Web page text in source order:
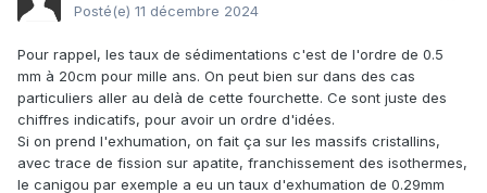
Posté(e) 11 décembre 2024
Pour rappel, les taux de sédimentations c'est de l'ordre de 0.5
mm à 20cm pour mille ans. On peut bien sur dans des cas
particuliers aller au delà de cette fourchette. Ce sont juste des
chiffres indicatifs, pour avoir un ordre d'idées.
Si on prend l'exhumation, on fait ça sur les massifs cristallins,
avec trace de fission sur apatite, franchissement des isothermes,
le canigou par exemple a eu un taux d'exhumation de 0.29mm